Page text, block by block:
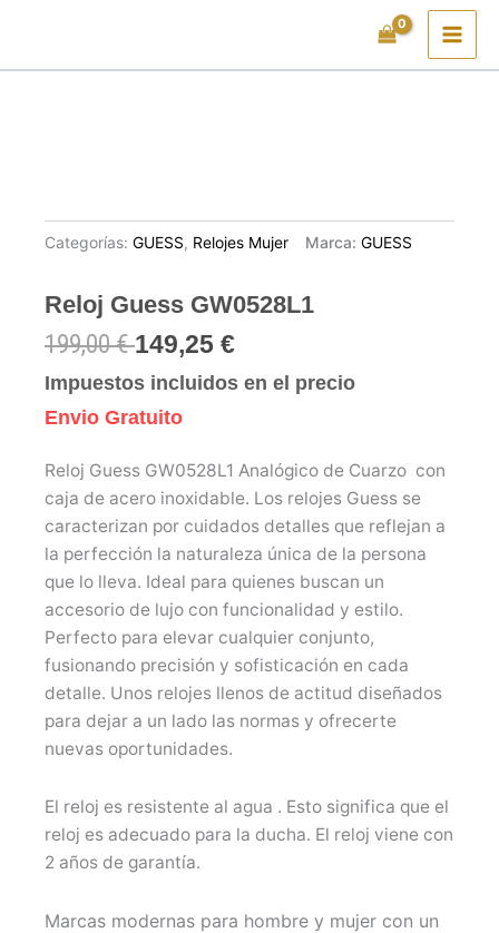
contenido
Categorías: GUESS, Relojes Mujer Marca: GUESS
Reloj Guess GW0528L1
199,00€ 149,25 €
Impuestos incluidos en el precio
Envio Gratuito
Reloj Guess GW0528L1 Analógico de Cuarzo con
caja de acero inoxidable. Los relojes Guess se
caracterizan por cuidados detalles que reflejan a
la perfección la naturaleza única de la persona
que lo lleva. Ideal para quienes buscan un
accesorio de lujo con funcionalidad y estilo.
Perfecto para elevar cualquier conjunto,
fusionando precisión y sofisticación en cada
detalle. Unos relojes llenos de actitud diseñados
para dejar a un lado las normas y ofrecerte
nuevas oportunidades.
El reloj es resistente al agua . Esto significa que el
reloj es adecuado para la ducha. El reloj viene con
2 años de garantía.
Marcas modernas para hombre y mujer con un